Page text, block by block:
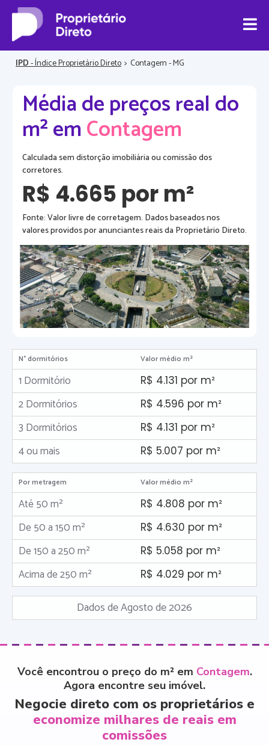
IPD- Índice Proprietário Direto > Contagem - MG
Média de preços real do
m² emContagem
Calculada sem distorção imobiliária ou comissão dos
corretores.
R$ 4.665 por m²
Fonte: Valor livre de corretagem. Dados baseados nos
valores providos por anunciantes reais da Proprietário Direto.
N° dormitórios Valor médio m²
1 Dormitório R$ 4.131 por m²
2 Dormitórios R$ 4.596 por m²
3 Dormitórios R$ 4.131 por m²
4 ou mais R$ 5.007 por m²
Por metragem Valor médio m²
Até 50 m² R$ 4.808 por m²
De 50 a 150 m² R$ 4.630 por m²
De 150 a 250 m² R$ 5.058 por m²
Acima de 250 m² R$ 4.029 por m²
Dados de Agosto de 2026
Você encontrou o preço do m² em Contagem.
Agora encontre seu imóvel.
Negocie direto com os proprietários e
economize milhares de reais em
comissões